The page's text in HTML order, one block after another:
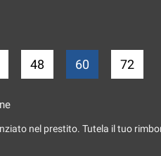
48 60 72
nel prestito. Tutela il tuo